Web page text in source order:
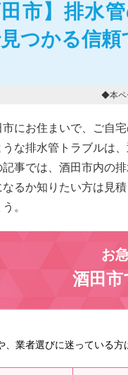
田市】排水
つかる信
◆本ペ
市にお住まいで、ご自
な排水管トラブルは
記事では、酒田市内の
なるか知りたい方は見
。
お
酒田
、業者選びに迷っている方